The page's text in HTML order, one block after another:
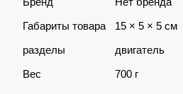
Габариты товара
15 × 5 × 5 см
разделы
двигатель
Вес
700 г